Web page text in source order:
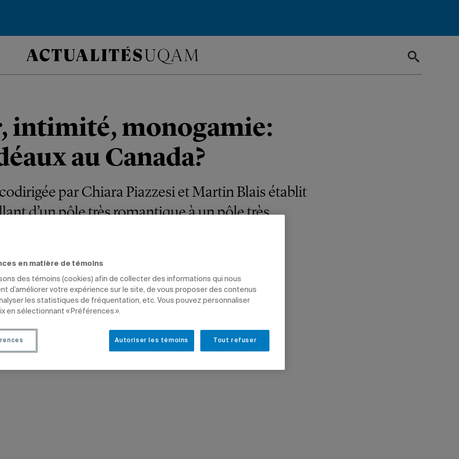
intimité, monogamie:
au Canada?
par Chiara Piazzesi et Martin Blais établit
d’un pôle très romantique à un pôle très
HUMAINES PROFESSEURS
en matière de témoins
des témoins (cookies) afin de collecter des informations qui nous
d’améliorer votre expérience sur le site, de vous proposer des contenus
les statistiques de fréquentation, etc. Vous pouvez personnaliser
en sélectionnant « Préférences ».
Tout refuser
Autoriser les témoins